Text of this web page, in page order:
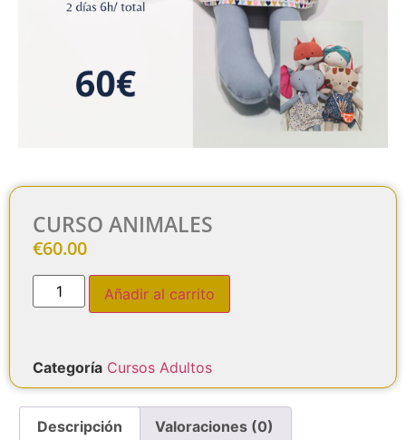
CURSO ANIMALES
€60.00
Añadir al carrito
Categoría Cursos Adultos
Descripción Valoraciones (0)